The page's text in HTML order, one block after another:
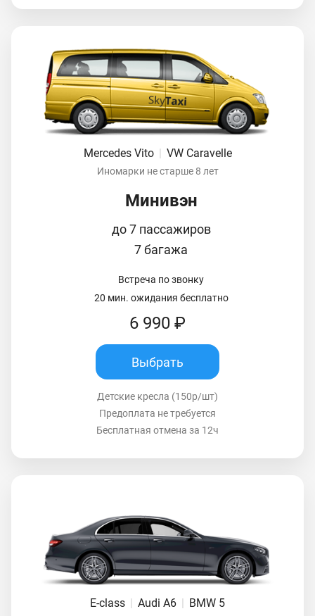
Mercedes Vito VW Caravelle
Иномарки не старше 8 лет
Минивэн
до 7 пассажиров
7 багажа
Встреча по звонку
20 мин. ожидания бесплатно
6 990 ₽
Выбрать
Детские кресла (150р/шт)
Предоплата не требуется
Бесплатная отмена за 12ч
E-class | Audi A6 | BMW 5